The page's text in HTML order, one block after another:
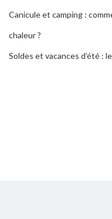
Canicule et camping :
chaleur ?
Soldes et vacances d’été :